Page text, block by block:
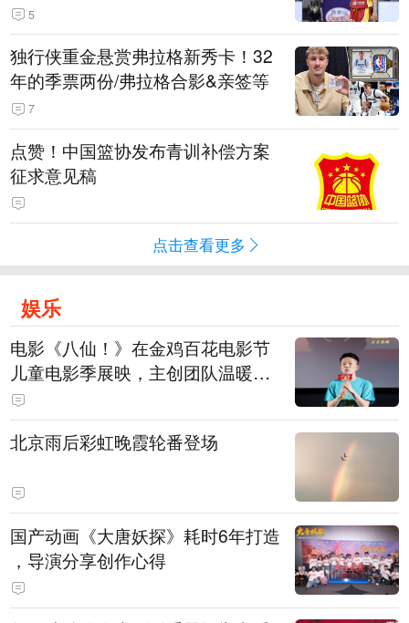
5
独行侠重金悬赏弗拉格新秀卡！32
年的季票两份/弗拉格合影&亲签等
7
点赞！中国篮协发布青训补偿方案
征求意见稿
点击查看更多
娱乐
电影《八仙！》在金鸡百花电影节
儿童电影季展映，主创团队温暖寄
语小观众
北京雨后彩虹晚霞轮番登场
国产动画《大唐妖探》耗时6年打造
，导演分享创作心得